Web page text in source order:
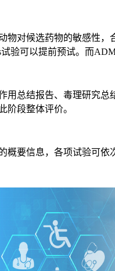
对候选药物的敏感性，
验可以提前预试。而
总结报告、毒理研究总
阶段整体评价。
要信息，各项试验可依